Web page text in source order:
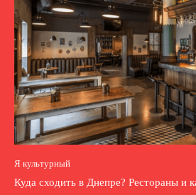
Я культурный
Куда сходить в Днепре? Рестораны и